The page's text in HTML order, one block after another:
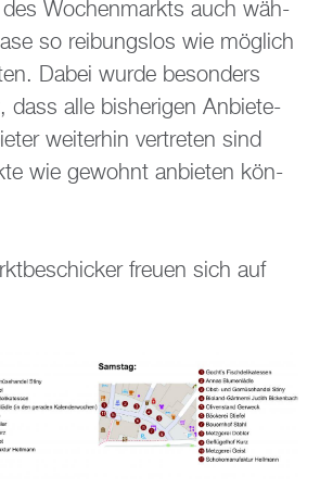
Wo­chen­markts auch wäh­
so rei­bungs­los wie mög­lich
Dabei wurde be­son­ders
dass alle bis­he­ri­gen An­bie­te­
wei­ter­hin ver­tre­ten sind
wie ge­wohnt an­bie­ten kön­
freu­en sich auf